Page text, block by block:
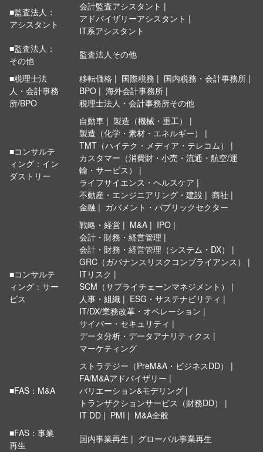
■監査法人：
アシスタント
会計監査アシスタント
アドバイザリーアシスタント
IT系アシスタント
■監査法人：
その他
監査法人その他
■税理士法
人・会計事務
所/BPO
移転価格 国際税務
国内税務・会計事務所
BPO
海外会計事務所
税理士法人・会計事務所その他
■コンサルテ
ィング：イン
ダストリー
自動車
製造（機械・重工）
製造（化学・素材・エネルギー）
TMT（ハイテク・メディア・テレコム）
カスタマー（消費財・小売・流通・航空/運
輸・サービス）
ライフサイエンス・ヘルスケア
不動産・エンジニアリング・建設
商社
金融
ガバメント・パブリックセクター
■コンサルテ
ィング：サー
ビス
戦略・経営 M&A
IPO
会計・財務・経営管理
会計・財務・経営管理（システム・DX）
GRC（ガバナンスリスクコンプライアンス）
ITリスク
SCM（サプライチェーンマネジメント）
人事・組織
ESG・サステナビリティ
IT/DX/業務改革・オペレーション
サイバー・セキュリティ
データ分析・データアナリティクス
マーケティング
■FAS：M&A
ストラテジー（PreM&A・ビジネスDD）
FA/M&Aアドバイザリー
バリエーション&モデリング
トランザクションサービス（財務DD）
IT DD
PMI
M&A全般
■FAS：事業
再生
国内事業再生 グローバル事業再生